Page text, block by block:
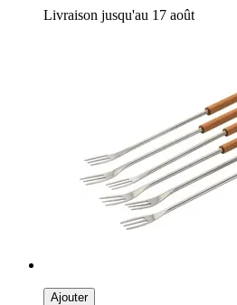
Livraison jusqu'au 17 août
Ajouter